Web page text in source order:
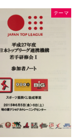
テーマ